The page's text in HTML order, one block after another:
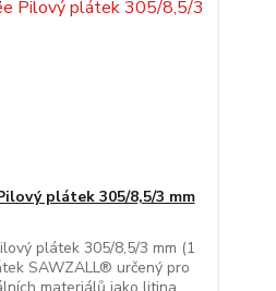
plátek 305/8,5/3 mm
plátek 305/8,5/3 mm (1
SAWZALL® určený pro